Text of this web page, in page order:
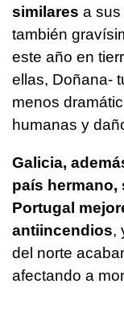
similares a sus
también
este año en
ellas, Doñana-
menos
humanas y
Galicia,
país hermano,
Portugal
antiincendios,
del norte
afectando a